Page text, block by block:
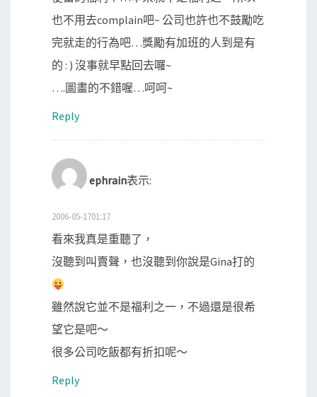
也不用去complain吧~ 公司也許也不鼓勵吃
完就走的行為吧…獎勵有加班的人到是有
的 : ) 沒事就早點回去囉~
….圖畫的不錯喔…呵呵~
Reply
ephrain表示:
2006-05-1701:17
看來我真是重聽了，
沒聽到叫賣聲，也沒聽到你說是Gina打的
雖然說它並不是福利之一，不過還是很希
望它是吧～
很多公司吃飯都有折扣呢～
Reply